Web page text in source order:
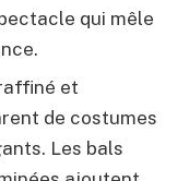
qui mêle
et
de costumes
Les bals